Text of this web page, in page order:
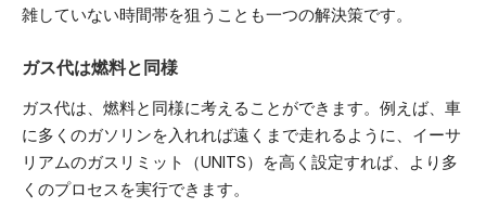
雑していない時間帯を狙うことも一つの解決策です。
ガス代は燃料と同様
ガス代は、燃料と同様に考えることができます。例えば、車
に多くのガソリンを入れれば遠くまで走れるように、イーサ
リアムのガスリミット（UNITS）を高く設定すれば、より多
くのプロセスを実行できます。